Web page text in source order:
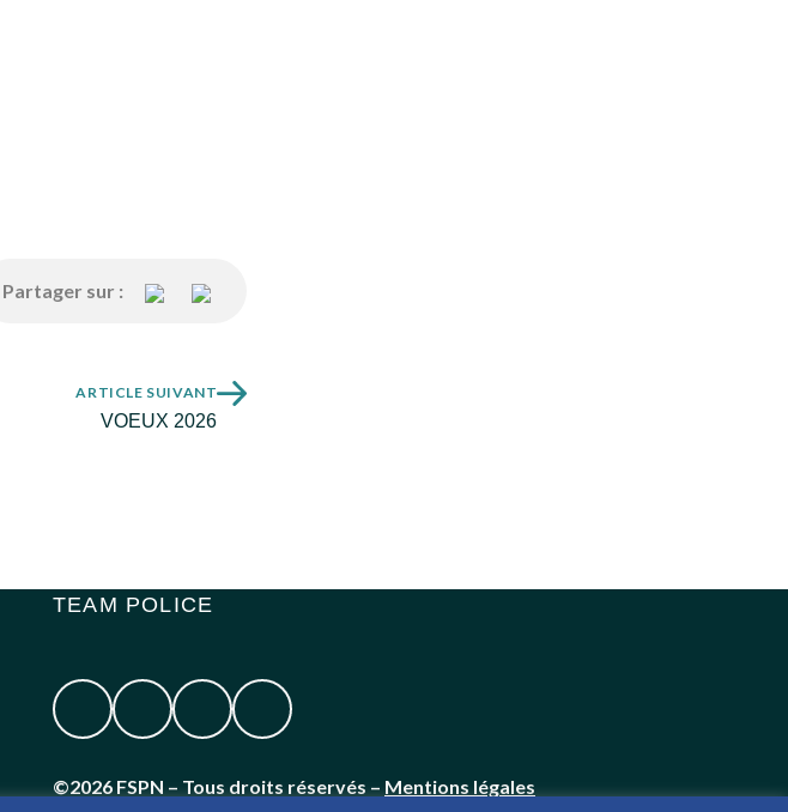
Partager sur :
ARTICLE SUIVANT
VOEUX 2026
TEAM POLICE
©2026 FSPN – Tous droits réservés – Mentions légales